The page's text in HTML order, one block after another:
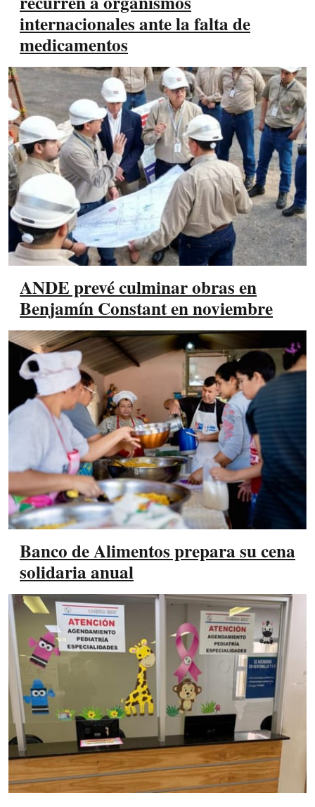
internacionales ante la falta de
medicamentos
ANDE prevé culminar obras en
Benjamín Constant en noviembre
Banco de Alimentos prepara su cena
solidaria anual